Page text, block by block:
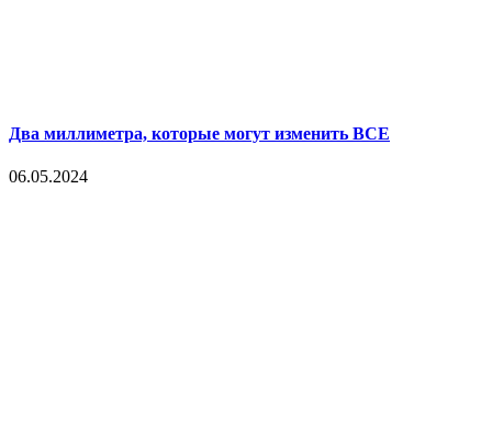
Два миллиметра, которые могут изменить ВСЕ
06.05.2024